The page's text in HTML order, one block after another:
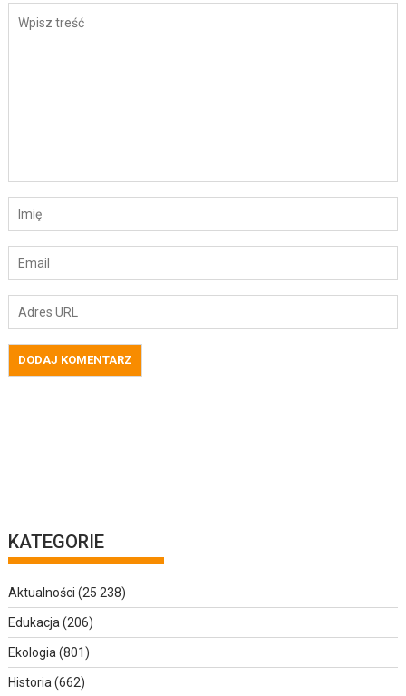
KATEGORIE
Aktualności (25 238)
Edukacja (206)
Ekologia (801)
Historia (662)